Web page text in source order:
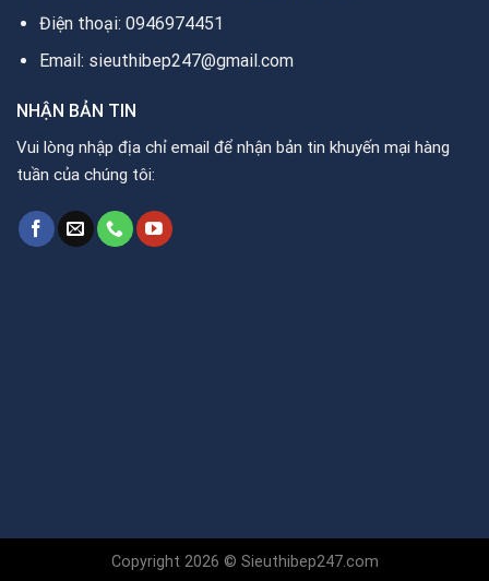
Điện thoại: 0946974451
Email: sieuthibep247@gmail.com
NHẬN BẢN TIN
Vui lòng nhập địa chỉ email để nhận bản tin khuyến mại hàng
tuần của chúng tôi:
Copyright 2026 © Sieuthibep247.com